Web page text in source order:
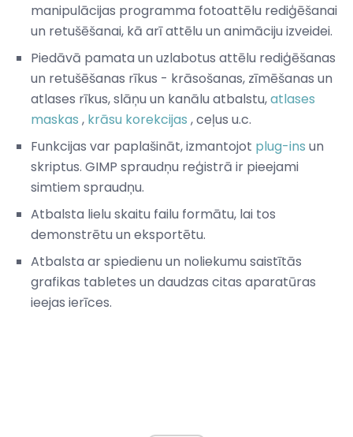
manipulācijas programma fotoattēlu rediģēšanai
un retušēšanai, kā arī attēlu un animāciju izveidei.
Piedāvā pamata un uzlabotus attēlu rediģēšanas
un retušēšanas rīkus - krāsošanas, zīmēšanas un
atlases rīkus, slāņu un kanālu atbalstu,atlases
maskas , krāsu korekcijas , ceļus u.c.
Funkcijas var paplašināt, izmantojot plug-ins un
skriptus. GIMP spraudņu reģistrā ir pieejami
simtiem spraudņu.
Atbalsta lielu skaitu failu formātu, lai tos
demonstrētu un eksportētu.
Atbalsta ar spiedienu un noliekumu saistītās
grafikas tabletes un daudzas citas aparatūras
ieejas ierīces.